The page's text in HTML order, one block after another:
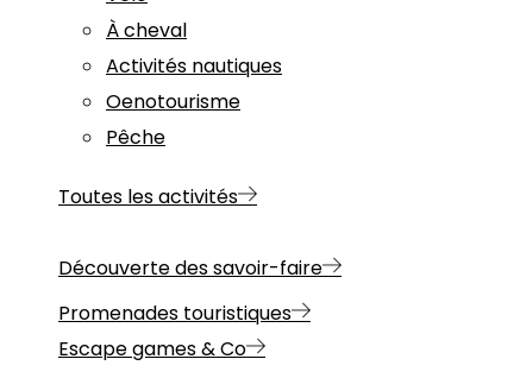
À cheval
Activités nautiques
Oenotourisme
Pêche
Toutes les activités
Découverte des savoir-faire
Promenades touristiques
Escape games & Co